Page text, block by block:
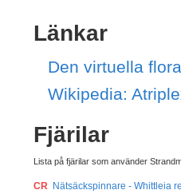
Länkar
Den virtuella
Wikipedia:
Fjärilar
Lista på fjärilar som använder
CR Nätsäckspinnare - Whittleia